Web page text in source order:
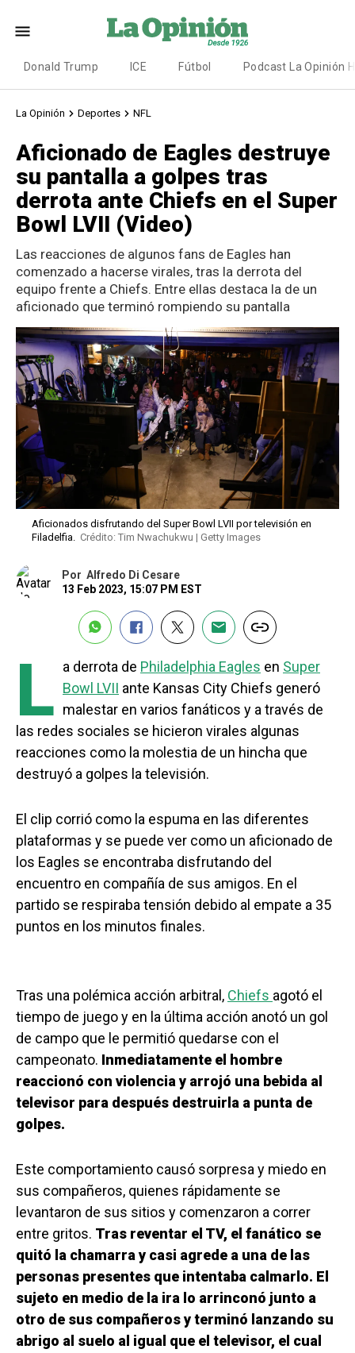
Donald Trump ICE Fútbol Podcast La Opinión
La Opinión Deportes NFL
Aficionado de Eagles destruye
su pantalla a golpes tras
derrota ante Chiefs en el Super
Bowl LVII (Video)
Las reacciones de algunos fans de Eagles han
comenzado a hacerse virales, tras la derrota del
equipo frente a Chiefs. Entre ellas destaca la de un
aficionado que terminó rompiendo su pantalla
Aficionados disfrutando del Super Bowl LVII por televisión en
Filadelfia. Crédito: Tim Nwachukwu | Getty Images
Por Alfredo Di Cesare
13 Feb 2023, 15:07 PM EST
L a derrota de Philadelphia Eagles en Super
Bowl LVII ante Kansas City Chiefs generó
malestar en varios fanáticos y a través de
las redes sociales se hicieron virales algunas
reacciones como la molestia de un hincha que
destruyó a golpes la televisión.
El clip corrió como la espuma en las diferentes
plataformas y se puede ver como un aficionado de
los Eagles se encontraba disfrutando del
encuentro en compañía de sus amigos. En el
partido se respiraba tensión debido al empate a 35
puntos en los minutos finales.
Tras una polémica acción arbitral, Chiefs agotó el
tiempo de juego y en la última acción anotó un gol
de campo que le permitió quedarse con el
campeonato. Inmediatamente el hombre
reaccionó con violencia y arrojó una bebida al
televisor para después destruirla a punta de
golpes.
Este comportamiento causó sorpresa y miedo en
sus compañeros, quienes rápidamente se
levantaron de sus sitios y comenzaron a correr
entre gritos. Tras reventar el TV, el fanático se
quitó la chamarra y casi agrede a una de las
personas presentes que intentaba calmarlo. El
sujeto en medio de la ira lo arrinconó junto a
otro de sus compañeros y terminó lanzando su
abrigo al suelo al igual que el televisor, el cual